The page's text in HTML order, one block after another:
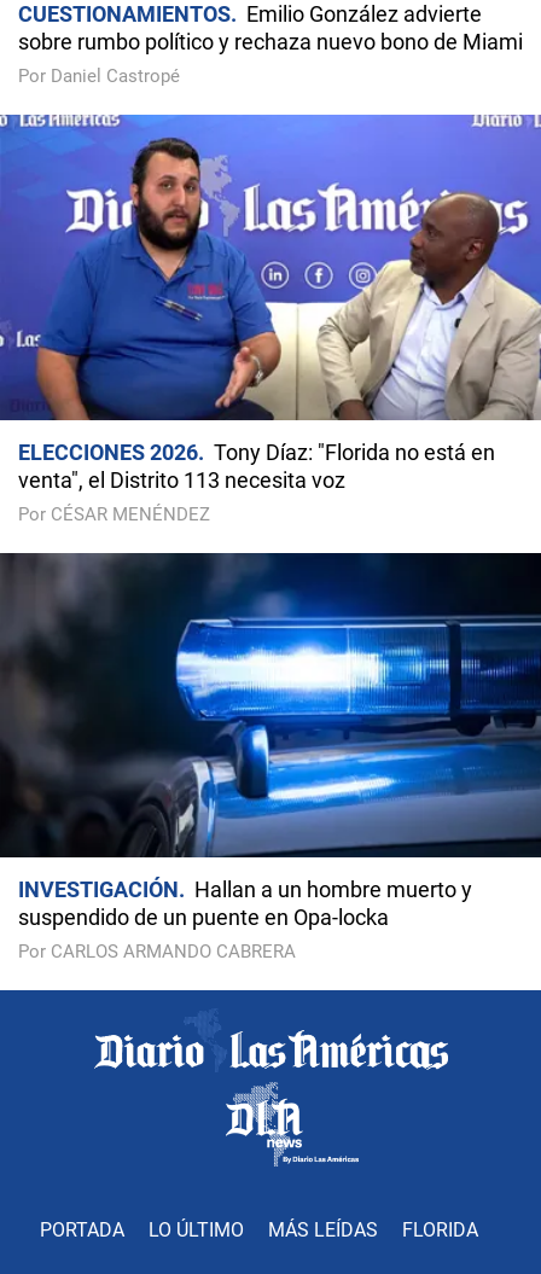
CUESTIONAMIENTOS
Emilio González advierte
sobre rumbo político y rechaza nuevo bono de Miami
Por Daniel Castropé
ELECCIONES 2026
Tony Díaz: "Florida no está en
venta", el Distrito 113 necesita voz
Por CÉSAR MENÉNDEZ
INVESTIGACIÓN
Hallan a un hombre muerto y
suspendido de un puente en Opa-locka
Por CARLOS ARMANDO CABRERA
PORTADA LO ÚLTIMO MÁS LEÍDAS FLORIDA